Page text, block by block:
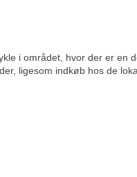
i området, hvor der er en
ligesom indkøb hos de